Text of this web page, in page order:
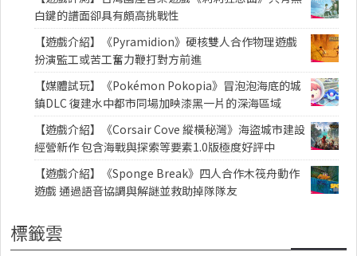
白鍵的譜面卻具有頗高挑戰性
【遊戲介紹】《Pyramidion》硬核雙人合作物理遊戲
扮演監工或苦工奮力鞭打對方前進
【媒體試玩】《Pokémon Pokopia》冒泡泡海底的城
鎮DLC 復建水中都市同場加映漆黑一片的深海區域
【遊戲介紹】《Corsair Cove 縱橫秘灣》海盜城市建設
經營新作 包含海戰與探索等要素1.0版極度好評中
【遊戲介紹】《Sponge Break》四人合作木筏舟動作
遊戲 通過語音協調與解謎並救助掉隊隊友
標籤雲